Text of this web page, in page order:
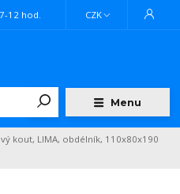
Menu
CZK
12 hod.
kout, LIMA, obdélník, 110x80x190